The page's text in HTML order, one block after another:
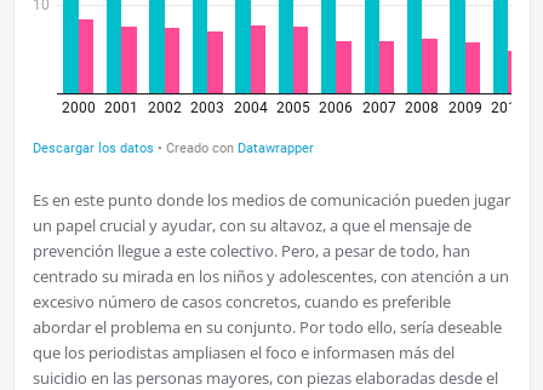
Es en este punto donde los medios de comunicación pueden jugar
un papel crucial y ayudar, con su altavoz, a que el mensaje de
prevención llegue a este colectivo. Pero, a pesar de todo, han
centrado su mirada en los niños y adolescentes, con atención a un
excesivo número de casos concretos, cuando es preferible
abordar el problema en su conjunto. Por todo ello, sería deseable
que los periodistas ampliasen el foco e informasen más del
suicidio en las personas mayores, con piezas elaboradas desde el